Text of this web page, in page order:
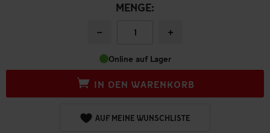
MENGE:
− +
Online auf Lager
IN DEN WARENKORB
AUF MEINE WUNSCHLISTE